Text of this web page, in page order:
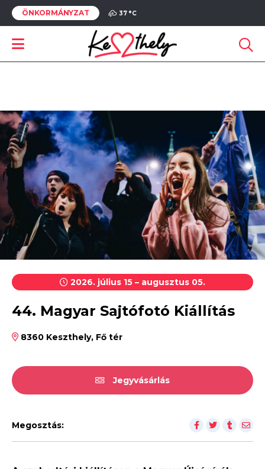
ÖNKORMÁNYZAT 37 °C
2026. július 15 – augusztus 05.
44. Magyar Sajtófotó Kiállítás
8360 Keszthely, Fő tér
Jegyvásárlás
Megosztás: